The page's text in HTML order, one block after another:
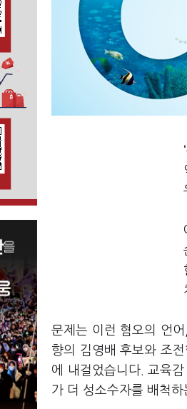
문제는 이런 혐오의 언
향의 김영배 후보와 조전
에 내걸었습니다. 교육
가 더 성소수자를 배척